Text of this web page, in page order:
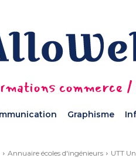
commerce
Graphisme
Annuaire écoles d'ingénieurs UTT